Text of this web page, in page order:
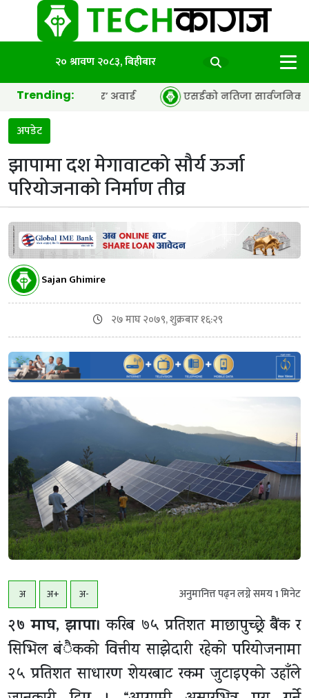
२० श्रावण २०८३, बिहीबार
Trending:
द इयर’ अवार्ड एसईको नतिजा सार्वजनिक, ६५.९८ प्रतिशत
अपडेट
झापामा दश मेगावाटको सौर्य ऊर्जा
परियोजनाको निर्माण तीव्र
Sajan Ghimire
२७ माघ २०७९, शुक्रबार १६:२९
अ अ+ अ- अनुमानित्त पढ्न लग्ने समय1मिनेट
२७ माघ, झापा। करिब ७५ प्रतिशत माछापुच्छ्रे बैंक र
सिभिल बंैकको वित्तीय साझेदारी रहेको परियोजनामा
२५ प्रतिशत साधारण शेयरबाट रकम जुटाइएको उहाँले